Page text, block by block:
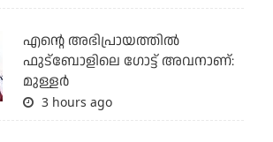
എന്റെ അഭിപ്രായത്തില്‍
ഫുട്‌ബോളിലെ ഗോട്ട് അവനാണ്:
മുള്ളര്‍
3 hours ago